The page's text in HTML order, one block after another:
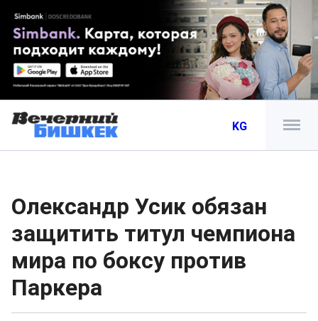
KG
Олександр Усик обязан
защитить титул чемпиона
мира по боксу против
Паркера